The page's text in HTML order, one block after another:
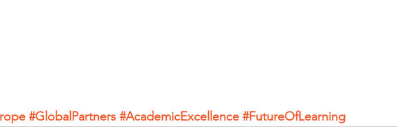
#GlobalPartners #AcademicExcellence #FutureOfLearning